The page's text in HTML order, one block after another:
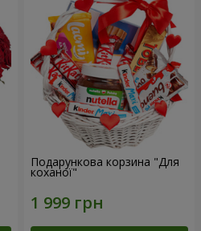
Подарункова корзина "Для
коханої"